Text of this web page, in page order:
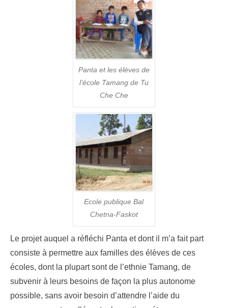
Panta et les élèves de
l’école Tamang de Tu
Che Che
Ecole publique Bal
Chetna-Faskot
Le projet auquel a réfléchi Panta et dont il m’a fait part
consiste à permettre aux familles des élèves de ces
écoles, dont la plupart sont de l’ethnie Tamang, de
subvenir à leurs besoins de façon la plus autonome
possible, sans avoir besoin d’attendre l’aide du